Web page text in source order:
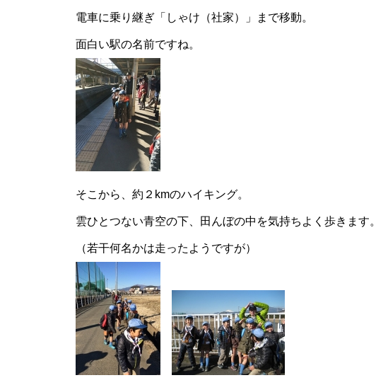
電車に乗り継ぎ「しゃけ（社家）」まで移動。
面白い駅の名前ですね。
そこから、約２kmのハイキング。
雲ひとつない青空の下、田んぼの中を気持ちよく歩きます。
（若干何名かは走ったようですが）